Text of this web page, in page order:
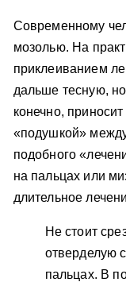
Современному
мозолью. На
приклеиванием
дальше тесную,
конечно,
«подушкой»
подобного
на пальцах или
длительное
Не стоит
отверделую
пальцах. В